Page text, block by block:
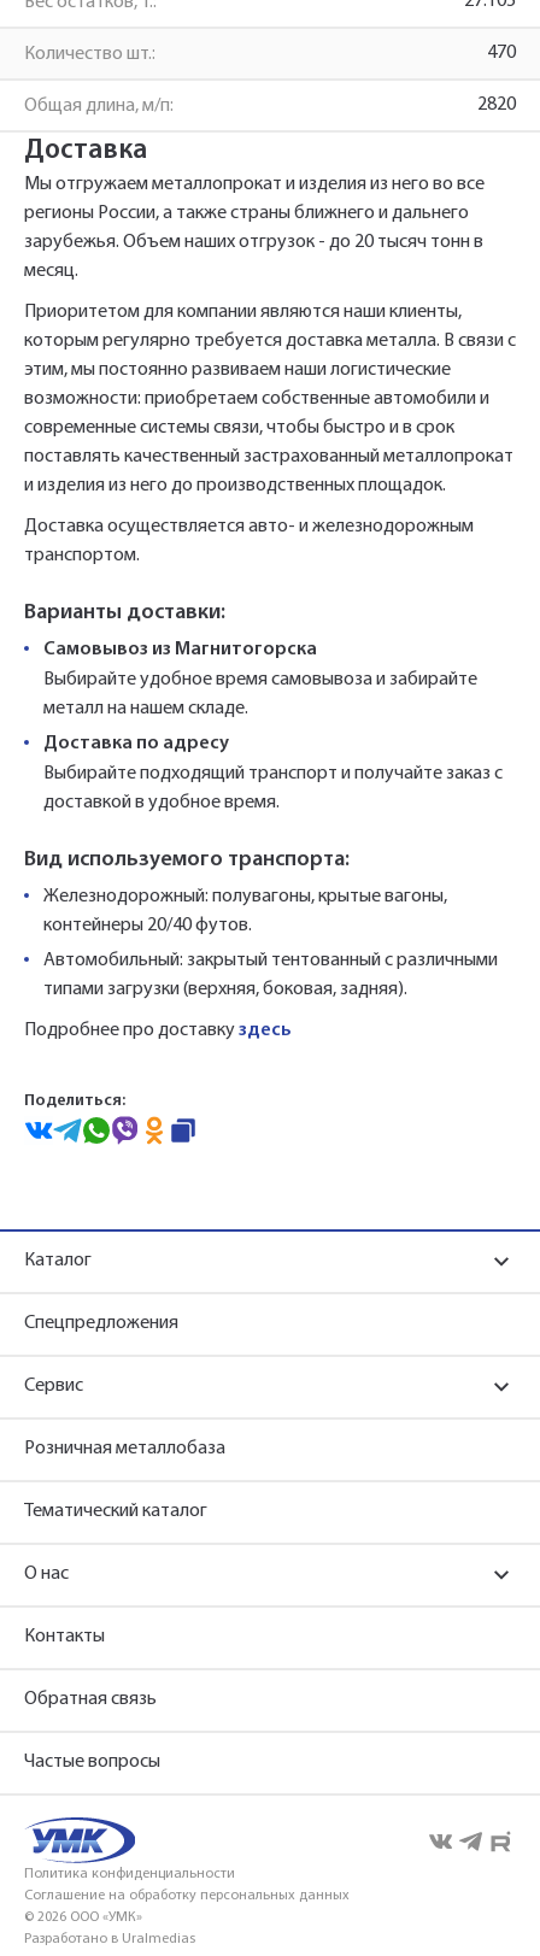
Количество шт.: 470
Общая длина, м/п: 2820
Доставка
Мы отгружаем металлопрокат и изделия из него во все
регионы России, а также страны ближнего и дальнего
зарубежья. Объем наших отгрузок - до 20 тысяч тонн в
месяц.
Приоритетом для компании являются наши клиенты,
которым регулярно требуется доставка металла. В связи с
этим, мы постоянно развиваем наши логистические
возможности: приобретаем собственные автомобили и
современные системы связи, чтобы быстро и в срок
поставлять качественный застрахованный металлопрокат
и изделия из него до производственных площадок.
Доставка осуществляется авто- и железнодорожным
транспортом.
Варианты доставки:
Самовывоз из Магнитогорска
Выбирайте удобное время самовывоза и забирайте
металл на нашем складе.
Доставка по адресу
Выбирайте подходящий транспорт и получайте заказ с
доставкой в удобное время.
Вид используемого транспорта:
Железнодорожный: полувагоны, крытые вагоны,
контейнеры 20/40 футов.
Автомобильный: закрытый тентованный с различными
типами загрузки (верхняя, боковая, задняя).
Подробнее про доставкуздесь
Поделиться:
Телефон
Быстрый заказ
персональных данных.
Каталог
Спецпредложения
Сервис
Розничная металлобаза
Тематический каталог
О нас
Контакты
Обратная связь
Частые вопросы
Политика конфиденциальности
Соглашение на обработку персональных данных
© 2026 ООО «УМК»
Разработано в Uralmedias
Ваша заявка будет обработана
нами в ближайшее время
Ваш заказ будет обработан нами в
ближайшее время
Ссылка для подтверждения
регистрации отправлена на указанный
вами почтовый адрес. Перейдите по
ссылке подтверждения в течении 3
дней.
Отправить
автоматически соглашаетесь с «Политикой
конфиденциальности»
Телефон*
Отправить
автоматически соглашаетесь с «Политикой
конфиденциальности»